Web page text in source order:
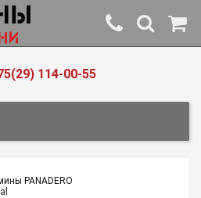
114-00-55
PANADERO